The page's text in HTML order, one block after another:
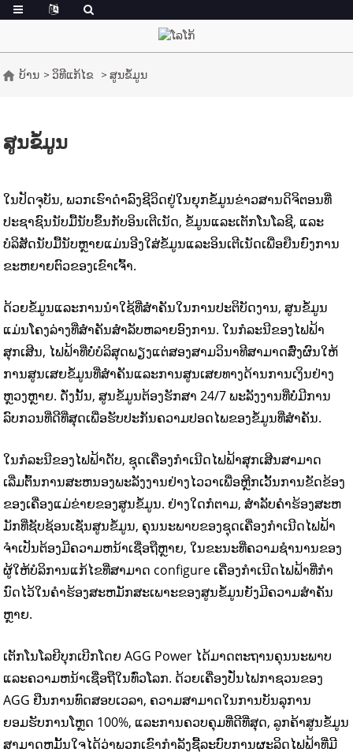
ບ້ານ ວິທີແກ້ໄຂ ສູນຂໍ້ມູນ
ສູນຂໍ້ມູນ
ໃນປັດຈຸບັນ, ພວກເຮົາດໍາລົງຊີວິດຢູ່ໃນຍຸກຂໍ້ມູນຂ່າວສານດິຈິຕອນທີ່
ປະຊາຊົນນັບມື້ນັບຂຶ້ນກັບອິນເຕີເນັດ, ຂໍ້ມູນແລະເຕັກໂນໂລຊີ, ແລະ
ບໍລິສັດນັບມື້ນັບຫຼາຍແມ່ນອີງໃສ່ຂໍ້ມູນແລະອິນເຕີເນັດເພື່ອຍືນຍົງການ
ຂະຫຍາຍຕົວຂອງເຂົາເຈົ້າ.
ດ້ວຍ​ຂໍ້​ມູນ​ແລະ​ການ​ນຳ​ໃຊ້​ທີ່​ສຳ​ຄັນ​ໃນ​ການ​ປະ​ຕິ​ບັດ​ງານ, ສູນ​ຂໍ້​ມູນ​
ແມ່ນ​ໂຄງ​ລ່າງ​ທີ່​ສຳ​ຄັນ​ສຳ​ລັບ​ຫລາຍ​ອົງ​ການ. ໃນກໍລະນີຂອງໄຟຟ້າ
ສຸກເສີນ, ໄຟຟ້າທີ່ບໍ່ບໍລິສຸດພຽງແຕ່ສອງສາມວິນາທີສາມາດສົ່ງຜົນໃຫ້
ການສູນເສຍຂໍ້ມູນທີ່ສໍາຄັນແລະການສູນເສຍທາງດ້ານການເງິນຢ່າງ
ຫຼວງຫຼາຍ. ດັ່ງນັ້ນ, ສູນຂໍ້ມູນຕ້ອງຮັກສາ 24/7 ພະລັງງານທີ່ບໍ່ມີການ
ລົບກວນທີ່ດີທີ່ສຸດເພື່ອຮັບປະກັນຄວາມປອດໄພຂອງຂໍ້ມູນທີ່ສໍາຄັນ.
ໃນກໍລະນີຂອງໄຟຟ້າດັບ, ຊຸດເຄື່ອງກໍາເນີດໄຟຟ້າສຸກເສີນສາມາດ
ເລີ່ມຕົ້ນການສະຫນອງພະລັງງານຢ່າງໄວວາເພື່ອຫຼີກເວັ້ນການຂັດຂ້ອງ
ຂອງເຄື່ອງແມ່ຂ່າຍຂອງສູນຂໍ້ມູນ. ຢ່າງໃດກໍຕາມ, ສໍາລັບຄໍາຮ້ອງສະຫ
ມັກທີ່ຊັບຊ້ອນເຊັ່ນສູນຂໍ້ມູນ, ຄຸນນະພາບຂອງຊຸດເຄື່ອງກໍາເນີດໄຟຟ້າ
ຈໍາເປັນຕ້ອງມີຄວາມຫນ້າເຊື່ອຖືຫຼາຍ, ໃນຂະນະທີ່ຄວາມຊໍານານຂອງ
ຜູ້ໃຫ້ບໍລິການແກ້ໄຂທີ່ສາມາດ configure ເຄື່ອງກໍາເນີດໄຟຟ້າທີ່ກໍາ
ນົດໄວ້ໃນຄໍາຮ້ອງສະຫມັກສະເພາະຂອງສູນຂໍ້ມູນຍັງມີຄວາມສໍາຄັນ
ຫຼາຍ.
ເຕັກໂນໂລຍີບຸກເບີກໂດຍ AGG Power ໄດ້ມາດຕະຖານຄຸນນະພາບ
ແລະຄວາມຫນ້າເຊື່ອຖືໃນທົ່ວໂລກ. ດ້ວຍເຄື່ອງປັ່ນໄຟກາຊວນຂອງ
AGG ຢືນການທົດສອບເວລາ, ຄວາມສາມາດໃນການບັນລຸການ
ຍອມຮັບການໂຫຼດ 100%, ແລະການຄວບຄຸມທີ່ດີທີ່ສຸດ, ລູກຄ້າສູນຂໍ້ມູນ
ສາມາດຫມັ້ນໃຈໄດ້ວ່າພວກເຂົາກໍາລັງຊື້ລະບົບການຜະລິດໄຟຟ້າທີ່ມີ